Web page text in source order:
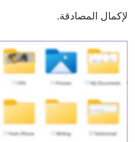
لإكمال المصادقة.